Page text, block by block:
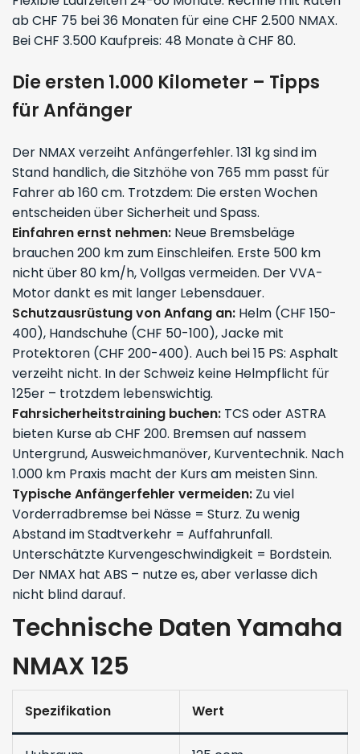
ab CHF 75 bei 36 Monaten für eine CHF 2.500 NMAX.
Bei CHF 3.500 Kaufpreis: 48 Monate à CHF 80.
Die ersten 1.000 Kilometer – Tipps
für Anfänger
Der NMAX verzeiht Anfängerfehler. 131 kg sind im
Stand handlich, die Sitzhöhe von 765 mm passt für
Fahrer ab 160 cm. Trotzdem: Die ersten Wochen
entscheiden über Sicherheit und Spass.
Einfahren ernst nehmen: Neue Bremsbeläge
brauchen 200 km zum Einschleifen. Erste 500 km
nicht über 80 km/h, Vollgas vermeiden. Der VVA-
Motor dankt es mit langer Lebensdauer.
Schutzausrüstung von Anfang an: Helm (CHF 150-
400), Handschuhe (CHF 50-100), Jacke mit
Protektoren (CHF 200-400). Auch bei 15 PS: Asphalt
verzeiht nicht. In der Schweiz keine Helmpflicht für
125er – trotzdem lebenswichtig.
Fahrsicherheitstraining buchen: TCS oder ASTRA
bieten Kurse ab CHF 200. Bremsen auf nassem
Untergrund, Ausweichmanöver, Kurventechnik. Nach
1.000 km Praxis macht der Kurs am meisten Sinn.
Typische Anfängerfehler vermeiden: Zu viel
Vorderradbremse bei Nässe = Sturz. Zu wenig
Abstand im Stadtverkehr = Auffahrunfall.
Unterschätzte Kurvengeschwindigkeit = Bordstein.
Der NMAX hat ABS – nutze es, aber verlasse dich
nicht blind darauf.
Technische Daten Yamaha
NMAX 125
Spezifikation Wert